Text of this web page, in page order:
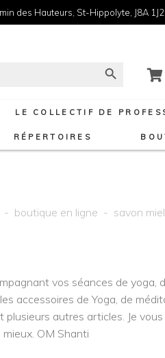
des Hauteurs, St-Hippolyte, J8A
LE COLLECTIF DE
RÉPERTOIRES
- boutique en ligne - savon
vos séances de yoga,
accessoires de Yoga, de
plusieurs autres articles. Je
OM Shanti